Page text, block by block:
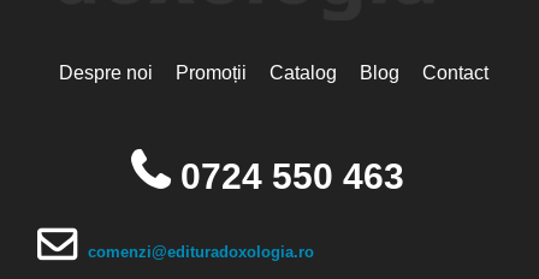
Despre noi Promoții Catalog Blog Contact
0724 550 463
comenzi@edituradoxologia.ro